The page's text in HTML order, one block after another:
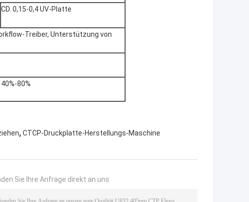
CD. 0,15-0,4 UV-Platte
Treiber, Unterstützung von
80%
, CTCP-Druckplatte-Herstellungs-Maschine
Sie Ihre Anfrage direkt an uns